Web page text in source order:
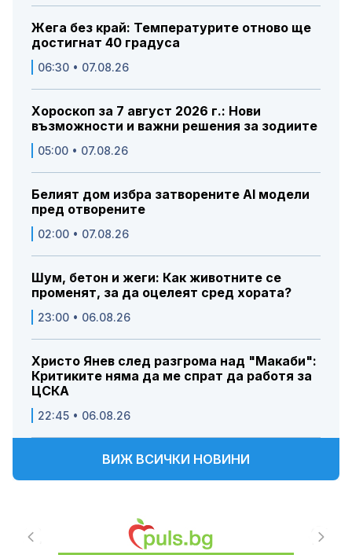
Жега без край: Температурите отново ще
достигнат 40 градуса
06:30 • 07.08.26
Хороскоп за 7 август 2026 г.: Нови
възможности и важни решения за зодиите
05:00 • 07.08.26
Белият дом избра затворените AI модели
пред отворените
02:00 • 07.08.26
Шум, бетон и жеги: Как животните се
променят, за да оцелеят сред хората?
23:00 • 06.08.26
Христо Янев след разгрома над "Макаби":
Критиките няма да ме спрат да работя за
ЦСКА
22:45 • 06.08.26
ВИЖ ВСИЧКИ НОВИНИ